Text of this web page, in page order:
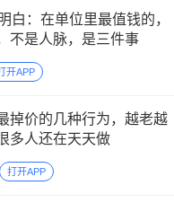
白：在单位里最值钱的，
不是人脉，是三件事
开APP
掉价的几种行为，越老越
多人还在天天做
打开APP